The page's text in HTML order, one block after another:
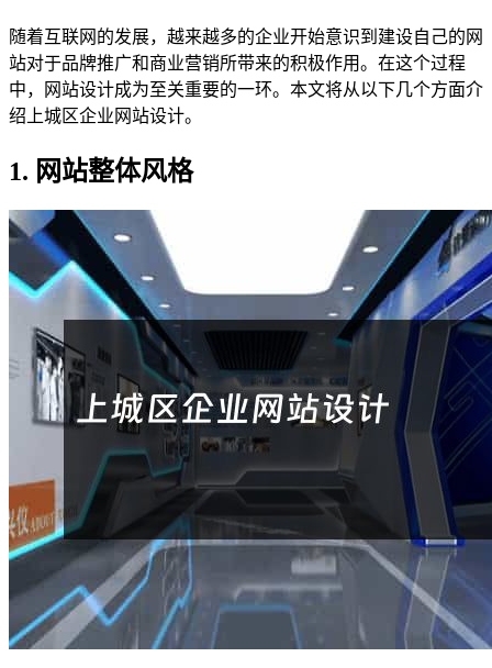
随着互联网的发展，越来越多的企业开始意识到建设自己的网
站对于品牌推广和商业营销所带来的积极作用。在这个过程
中，网站设计成为至关重要的一环。本文将从以下几个方面介
绍上城区企业网站设计。
1. 网站整体风格